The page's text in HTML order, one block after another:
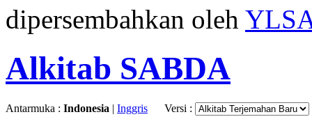
dipersembahkan oleh
Alkitab SABDA
Antarmuka : Indonesia | Inggris Versi :